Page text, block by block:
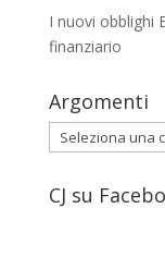
I nuovi obblighi
finanziario
Argomenti
Argomenti
CJ su